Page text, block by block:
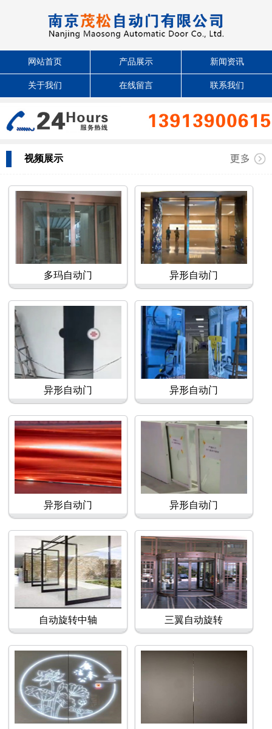
网站首页 产品展示 新闻资讯
关于我们 在线留言 联系我们
视频展示
多玛自动门 异形自动门
异形自动门 异形自动门
异形自动门 异形自动门
自动旋转中轴 三翼自动旋转